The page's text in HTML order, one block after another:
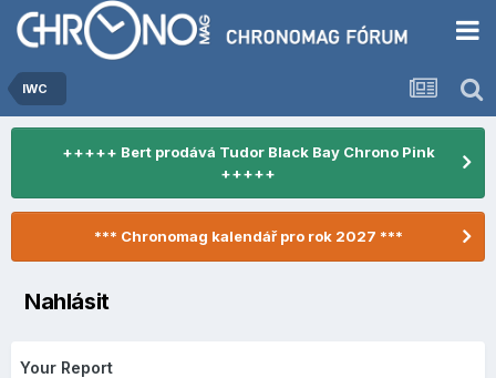
IWC
+++++ Bert prodává Tudor Black Bay Chrono Pink
+++++
*** Chronomag kalendář pro rok 2027 ***
Nahlásit
Your Report